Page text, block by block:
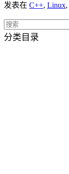
发表在 C++, Linux,
分类目录